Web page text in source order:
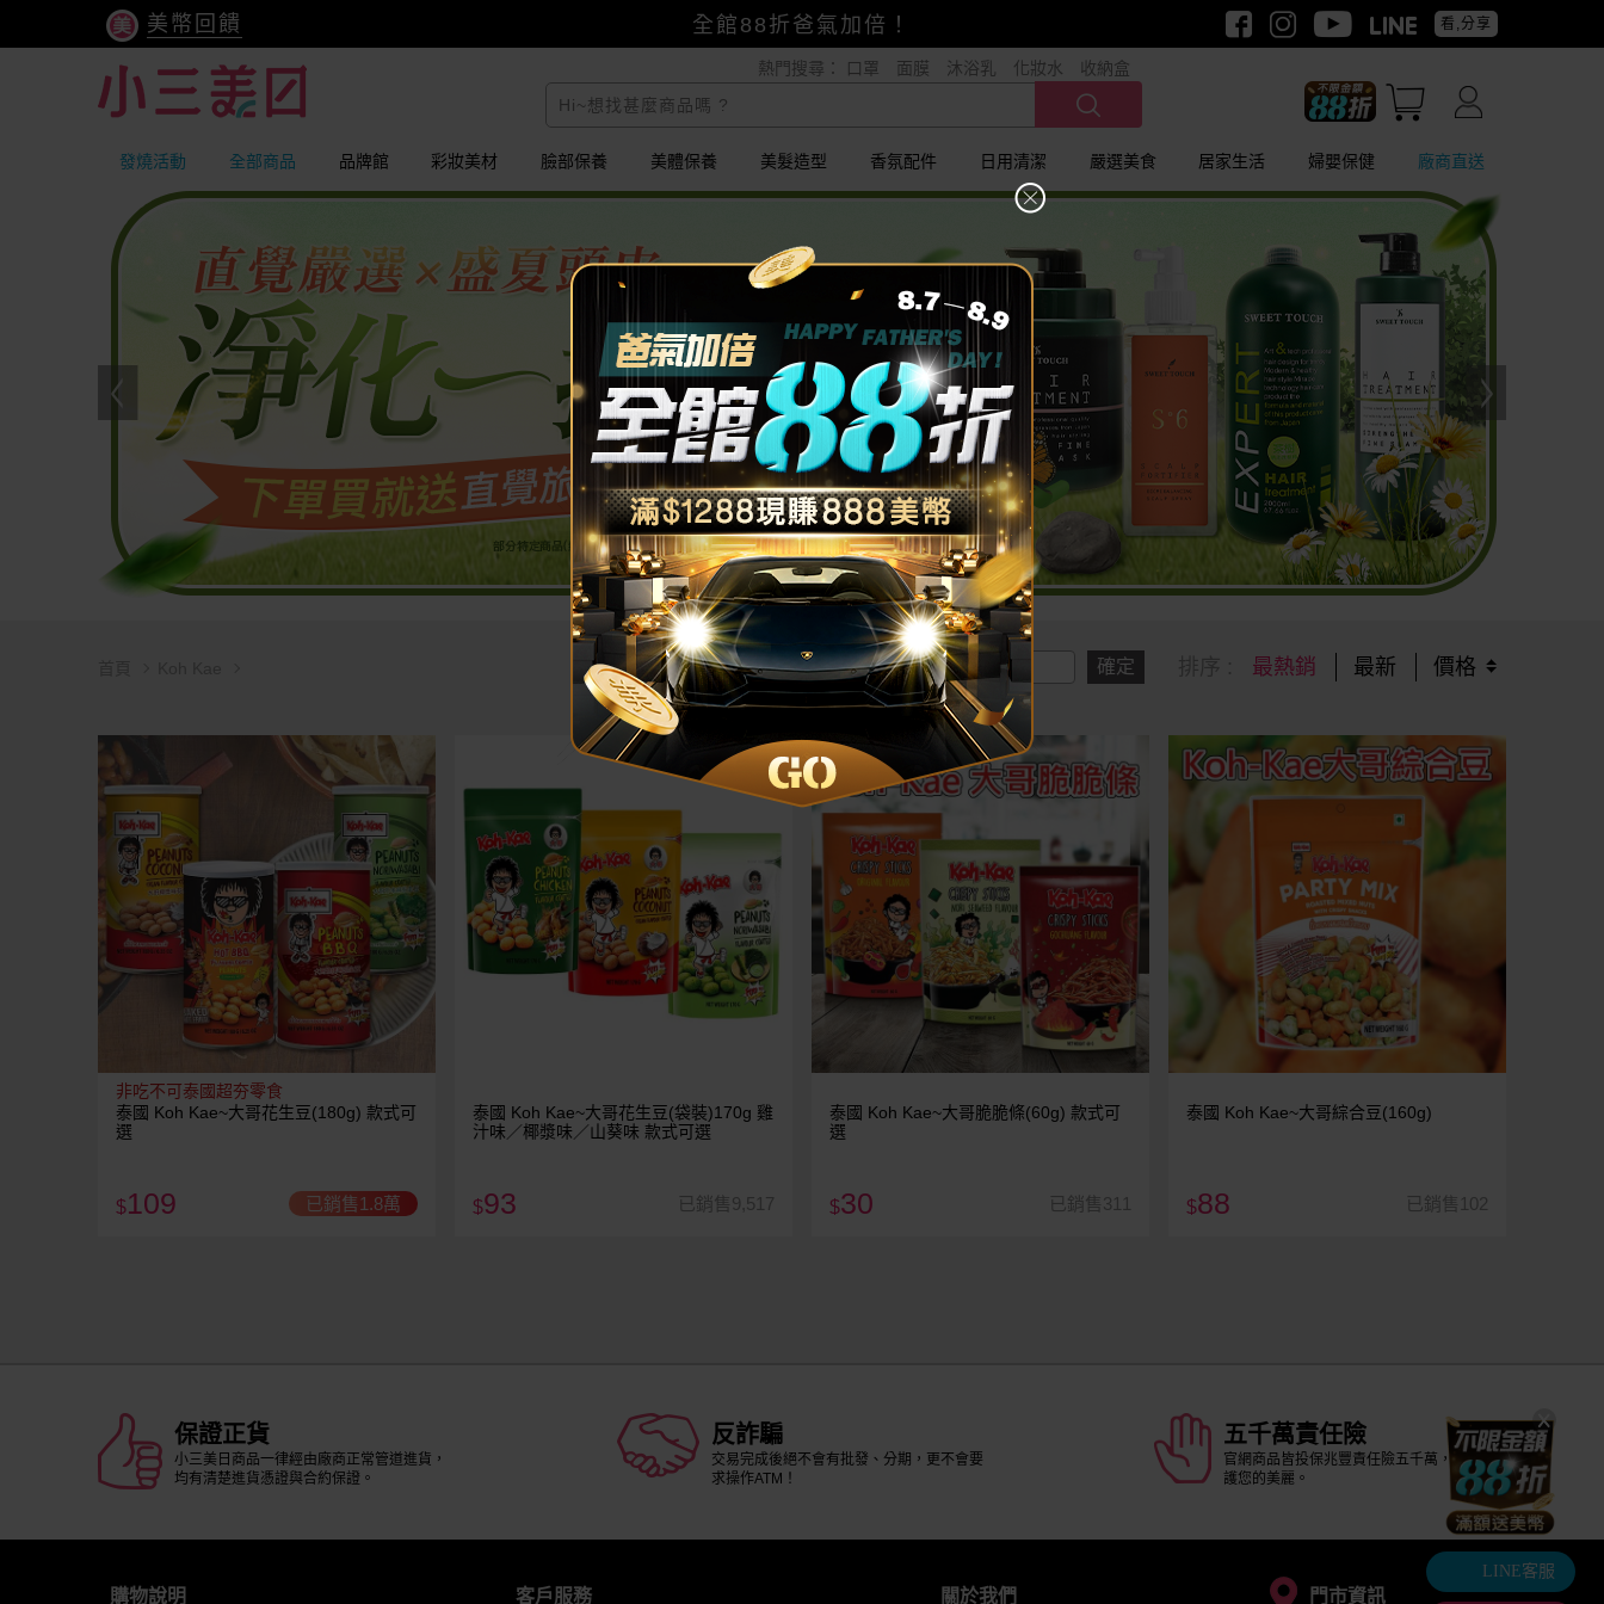
美幣回饋 賺美幣~換好禮~立即換GO~
小三美日x全支付~美幣+全點折上折超划算
全館88折爸氣加倍！
看,分享
熱門搜尋： 口罩 面膜 沐浴乳 化妝水 收納盒
發燒活動 全部商品 品牌館 彩妝美材 臉部保養 美體保養 美髮造型 香氛配件 日用清潔 嚴選美食 居家生活 婦嬰保健 廠商直送
LINE客服
最熱銷 最新 價格
價格區間 : 確定
非吃不可泰國超夯零食
泰國 Koh Kae~大哥花生豆(180g) 款式可
選
$109 已銷售1.8萬
泰國 Koh Kae~大哥花生豆(袋裝)170g 雞
汁味／椰漿味／山葵味 款式可選
$93 已銷售9,517
泰國 Koh Kae~大哥脆脆條(60g) 款式可
選
$30 已銷售311
泰國 Koh Kae~大哥綜合豆(160g)
$88 已銷售102
保證正貨
小三美日商品一律經由廠商正常管道進貨，
均有清楚進貨憑證與合約保證。
反詐騙
交易完成後絕不會有批發、分期，更不會要
求操作ATM！
五千萬責任險
官網商品皆投保兆豐責任險五千萬，安全守
護您的美麗。
購物說明 客戶服務 關於我們 門市資訊